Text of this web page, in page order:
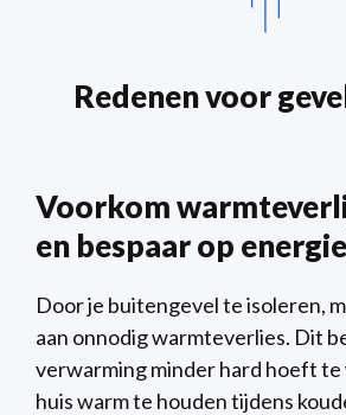
Redenen voor
Voorkom
en bespaar op
Door je buitengevel te isoleren,
aan onnodig warmteverlies. Dit
verwarming minder hard hoeft te
huis warm te houden tijdens